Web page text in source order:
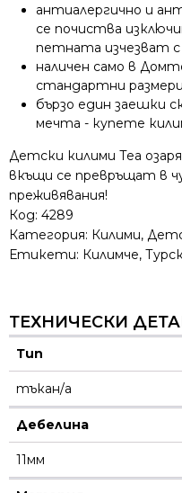
антиалергично и
се почиства
петната изчезват с
наличен само в
стандартни размери
бързо един заешки
мечта - купете
Детски килими Теа
вкъщи се превръщат в
преживявания!
Код: 4289
Категория: Килими,
Етикети: Килимче,
ТЕХНИЧЕСКИ
Тип
тъкан/а
Дебелина
11мм